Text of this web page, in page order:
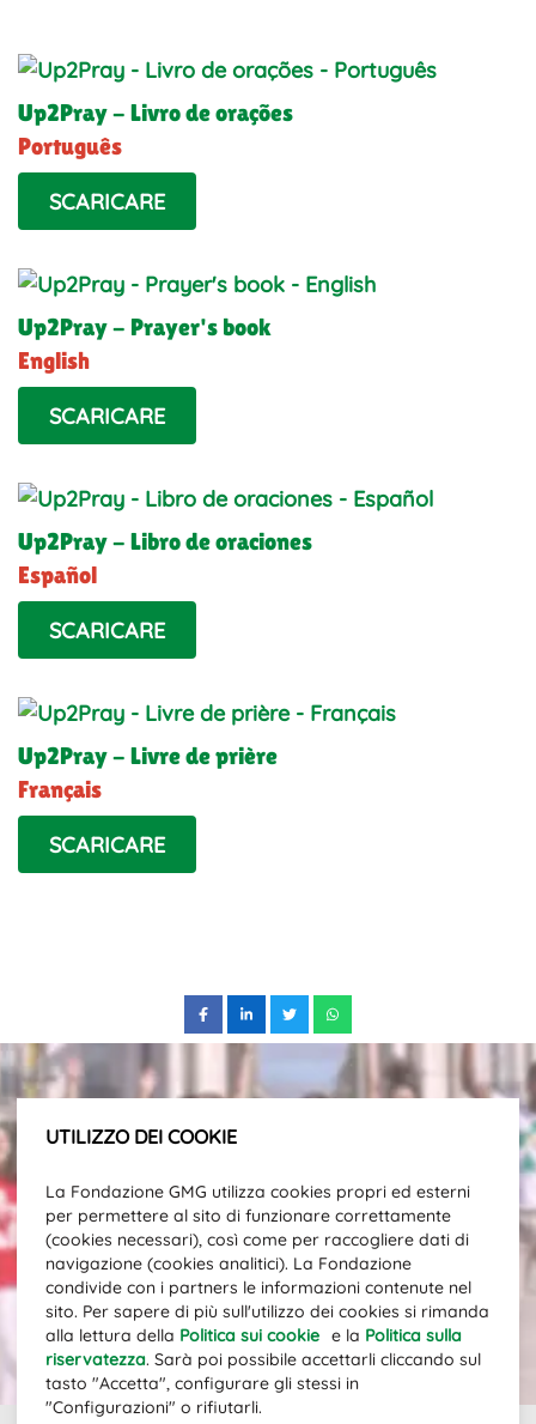
Up2Pray - Livro de orações
Português
SCARICARE
Up2Pray - Prayer's book
English
SCARICARE
Up2Pray - Libro de oraciones
Español
SCARICARE
Up2Pray - Livre de prière
Français
SCARICARE
UTILIZZO DEI COOKIE
La Fondazione GMG utilizza cookies propri ed esterni
per permettere al sito di funzionare correttamente
(cookies necessari), così come per raccogliere dati di
navigazione (cookies analitici). La Fondazione
condivide con i partners le informazioni contenute nel
sito. Per sapere di più sull'utilizzo dei cookies si rimanda
alla lettura della Politica sui cookie e la Politica sulla
riservatezza. Sarà poi possibile accettarli cliccando sul
tasto "Accetta", configurare gli stessi in
"Configurazioni" o rifiutarli.
restare aggiornato sulle novità.
Indirizzo e-mail
ISCRIZIONE